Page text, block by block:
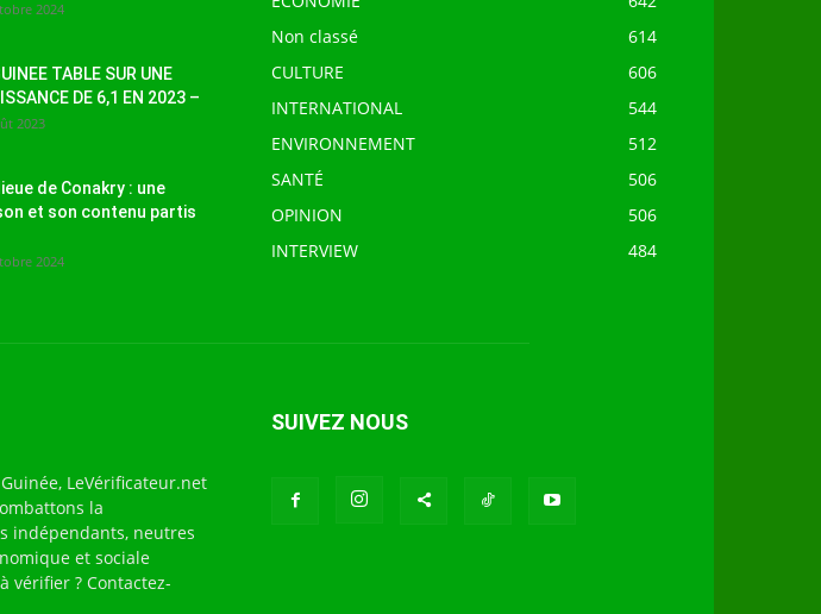
2024
TABLE SUR UNE
DE 6,1 EN 2023 –
2023
de Conakry : une
et son contenu partis
2024
Non classé
614
CULTURE
606
INTERNATIONAL
544
ENVIRONNEMENT
512
SANTÉ
506
OPINION
506
INTERVIEW
484
LeVérificateur.net
la
indépendants, neutres
et sociale
vérifier ? Contactez-
SUIVEZ NOUS